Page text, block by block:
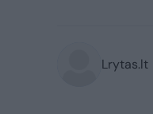
Lrytas.lt